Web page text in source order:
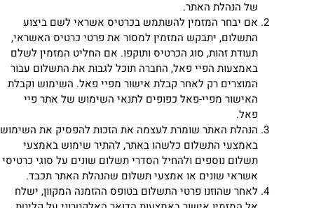
של הנהלת האתר.
אם יבחר המזמין להשתמש בכרטיס אשראי לשם ביצוע
התשלום, יתבקש המזמין למסור את פרטי כרטיס האשראי,
תעודת זהות, סוג הכרטיס ותוקפו. אם החליט המזמין לשלם
באמצעות הפיי פאל, החברה תוכל לגבות את התשלום עבור
המוצרים רק לאחר קבלת אישור מפיי פאל. השימוש וקבלת
האישור מפיי-פאל כפופים לתנאי השימוש של אתר פיי
פאל.
הנהלת האתר שומרת לעצמה את הזכות להפסיק את השימוש
באמצעי התשלום כלשהו באתר, להתיר שימוש באמצעי
תשלום נוספים ולהחיל הסדרי תשלום שונים על סוגי כרטיסי
אשראי שונים או אמצעי תשלום שהנהלת האתר תכבד.
לאחר שהוזנו פרטי התשלום בטופס ההזמנה המקוון, ישלח